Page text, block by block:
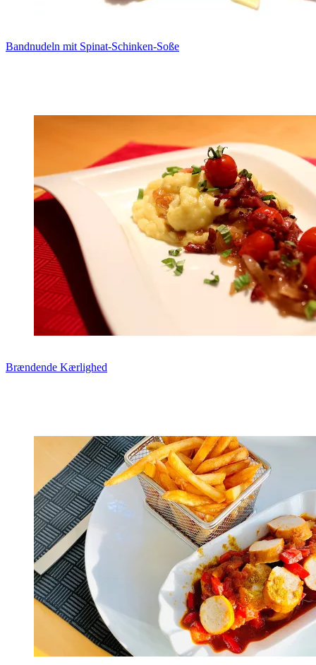
Bandnudeln mit Spinat-Schinken-Soße
Brændende Kærlighed